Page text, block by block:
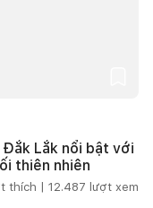
Đắk Lắk nổi bật với
thiên nhiên
thích | 12.487 lượt xem